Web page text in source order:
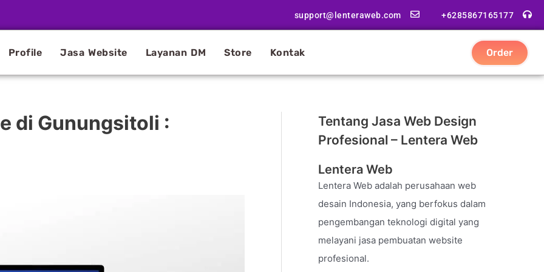
support@lenteraweb.com +6285867165177
Profile Jasa Website Layanan DM Store Kontak Order
di Gunungsitoli :
Tentang Jasa Web Design
Profesional – Lentera Web
Lentera Web
Lentera Web adalah perusahaan web
desain Indonesia, yang berfokus dalam
pengembangan teknologi digital yang
melayani jasa pembuatan website
profesional.